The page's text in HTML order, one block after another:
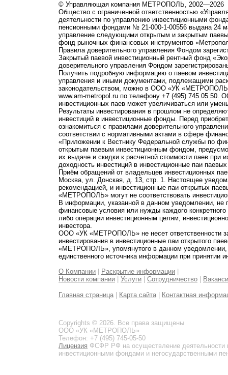
© Управляющая компания МЕТРОПОЛЬ, 2002—2026
Общество с ограниченной ответственностью
деятельности по управлению инвестиционными
пенсионными фондами № 21-000-1-00556 выдана 24
управление следующими открытым и закрытым
фонд рыночных финансовых инструментов
Правила доверительного управления Фондом
Закрытый паевой инвестиционный рентный фонд
доверительного управления Фондом
Получить подробную информацию о паевом
управления и иными документами, подлежащими
законодательством, можно в ООО «УК
www.am-metropol.ru по телефону +7 (495) 745 05
инвестиционных паев может увеличиваться или
Результаты инвестирования в прошлом не
инвестиций в инвестиционные фонды. Перед
ознакомиться с правилами доверительного
соответствии с нормативными актами в сфере
«Приложении к Вестнику Федеральной службы по
открытым паевым инвестиционным фондом,
их выдаче и скидки к расчетной стоимости паев при
доходность инвестиций в инвестиционные паи
Приём обращений от владельцев инвестиционных
Москва, ул. Донская, д. 13, стр. 1. Настоящее
рекомендацией, и инвестиционные паи открытых
«МЕТРОПОЛЬ» могут не соответствовать
В информации, указанной в данном уведомлении,
финансовые условия или нужды каждого
либо операции инвестиционным целям,
инвестора.
ООО «УК «МЕТРОПОЛЬ» не несет ответственности
инвестирования в инвестиционные паи открытого
«МЕТРОПОЛЬ», упомянутого в данном уведомлении,
единственного источника информации при принятии
О Компании
Раскрытие информации
Новости компании
Услуги Сотрудничество
Главная страница Карта сайта Контактная
Copyrights © 2026. Все права защищены
ООО «УК «МЕТРОПОЛЬ»
Телефон: +7 (495) 745-05-50
Лицензия ФСФР РФ на осуществление
инвестиционными фондами и негосударственными